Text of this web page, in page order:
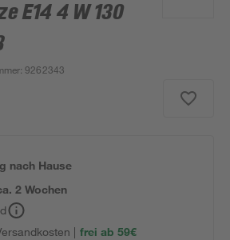
E14 4 W 130
:9262343
nach Hause
2 Wochen
| frei ab 59€